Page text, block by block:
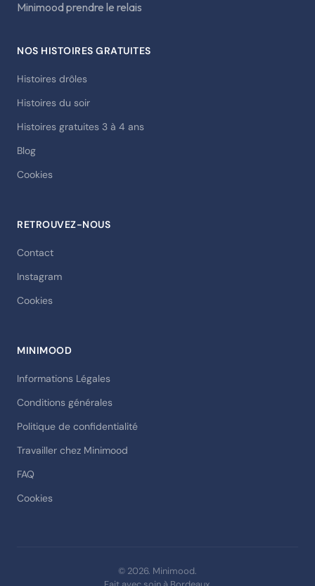
Minimood prendre le relais
NOS HISTOIRES GRATUITES
Histoires drôles
Histoires du soir
Histoires gratuites 3 à 4 ans
Blog
Cookies
RETROUVEZ-NOUS
Contact
Instagram
Cookies
MINIMOOD
Informations Légales
Conditions générales
Politique de confidentialité
Travailler chez Minimood
FAQ
Cookies
© 2026. Minimood.